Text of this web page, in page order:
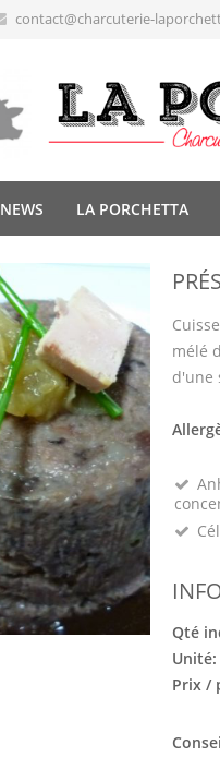
contact@charcuterie-
NEWS LA PORCHETTA
mélé
d'une
Qté
Unité:
Prix /